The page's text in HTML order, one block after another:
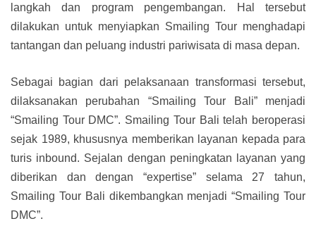
langkah dan program pengembangan. Hal tersebut
dilakukan untuk menyiapkan Smailing Tour menghadapi
tantangan dan peluang industri pariwisata di masa depan.
Sebagai bagian dari pelaksanaan transformasi tersebut,
dilaksanakan perubahan “Smailing Tour Bali” menjadi
“Smailing Tour DMC”. Smailing Tour Bali telah beroperasi
sejak 1989, khususnya memberikan layanan kepada para
turis inbound. Sejalan dengan peningkatan layanan yang
diberikan dan dengan “expertise” selama 27 tahun,
Smailing Tour Bali dikembangkan menjadi “Smailing Tour
DMC”.